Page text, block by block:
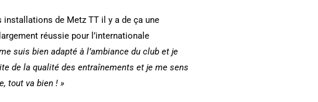
de Metz TT il y a de ça une
réussie pour l’internationale
suis bien adapté à l’ambiance du club et je
de la qualité des entraînements et je me sens
tout va bien ! »